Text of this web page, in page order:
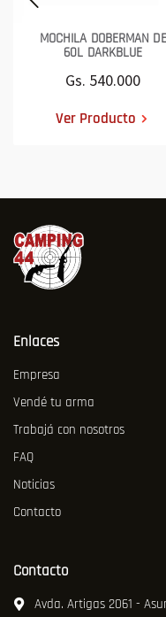
MOCHILA DOBERMAN DE
60L DARKBLUE
Gs. 540.000
Ver Producto
Enlaces
Empresa
Vendé tu arma
Trabajá con nosotros
FAQ
Noticias
Contacto
Contacto
Avda. Artigas 2061 -